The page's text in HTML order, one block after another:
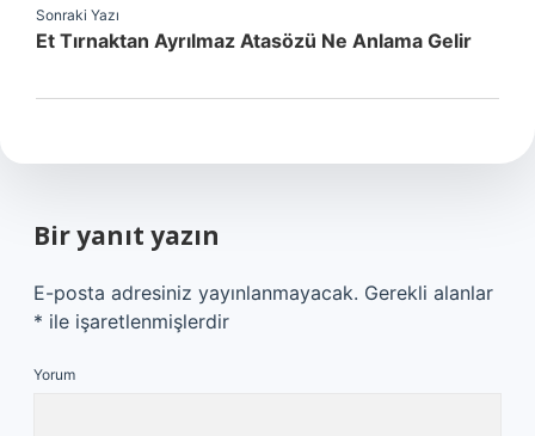
Sonraki Yazı
Et Tırnaktan Ayrılmaz Atasözü Ne Anlama Gelir
Bir yanıt yazın
E-posta adresiniz yayınlanmayacak. Gerekli alanlar
* ile işaretlenmişlerdir
Yorum